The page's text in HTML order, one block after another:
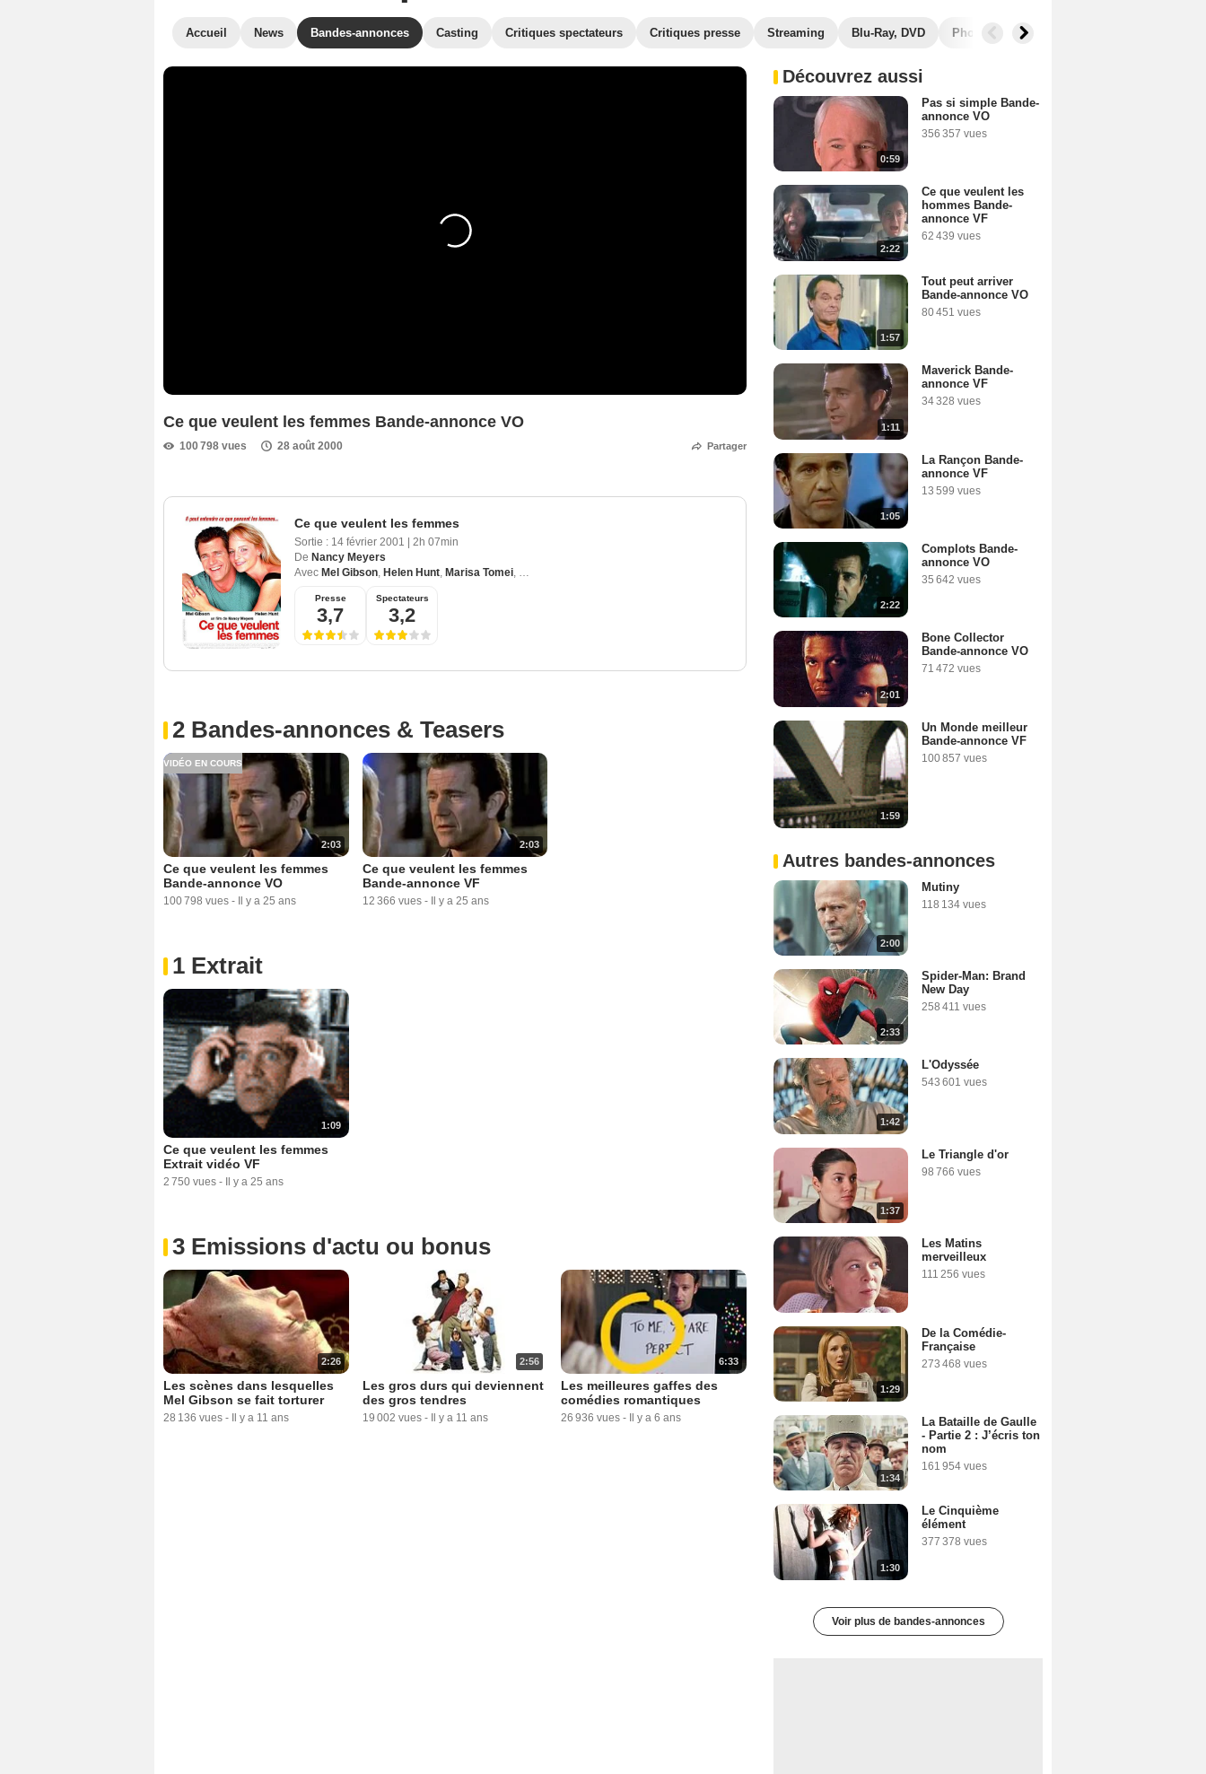
Accueil News Bandes-annonces Casting Critiques spectateurs Critiques presse Streaming Blu-Ray, DVD Photos Musique
Ce que veulent les femmes Bande-annonce VO
100 798 vues 28 août 2000 Partager
Ce que veulent les femmes
Sortie : 14 février 2001
2h 07min
De Nancy Meyers
Avec Mel Gibson, Helen Hunt, Marisa Tomei, Alan Alda
Presse
3,7
Spectateurs
3,2
2 Bandes-annonces & Teasers
2:03
VIDÉO EN COURS
Ce que veulent les femmes
Bande-annonce VO
100 798 vues - Il y a 25 ans
2:03
Ce que veulent les femmes
Bande-annonce VF
12 366 vues - Il y a 25 ans
1 Extrait
1:09
Ce que veulent les femmes
Extrait vidéo VF
2 750 vues - Il y a 25 ans
3 Emissions d'actu ou bonus
2:26
Les scènes dans lesquelles
Mel Gibson se fait torturer
28 136 vues - Il y a 11 ans
2:56
Les gros durs qui deviennent
des gros tendres
19 002 vues - Il y a 11 ans
6:33
Les meilleures gaffes des
comédies romantiques
26 936 vues - Il y a 6 ans
Découvrez aussi
0:59
Pas si simple Bande-
annonce VO
356 357 vues
2:22
Ce que veulent les
hommes Bande-
annonce VF
62 439 vues
1:57
Tout peut arriver
Bande-annonce VO
80 451 vues
1:11
Maverick Bande-
annonce VF
34 328 vues
1:05
La Rançon Bande-
annonce VF
13 599 vues
2:22
Complots Bande-
annonce VO
35 642 vues
2:01
Bone Collector
Bande-annonce VO
71 472 vues
1:59
Un Monde meilleur
Bande-annonce VF
100 857 vues
Autres bandes-annonces
2:00
Mutiny
118 134 vues
2:33
Spider-Man: Brand
New Day
258 411 vues
1:42
L'Odyssée
543 601 vues
1:37
Le Triangle d'or
98 766 vues
Les Matins
merveilleux
111 256 vues
1:29
De la Comédie-
Française
273 468 vues
1:34
La Bataille de Gaulle
- Partie 2 : J’écris ton
nom
161 954 vues
1:30
Le Cinquième
élément
377 378 vues
Voir plus de bandes-annonces